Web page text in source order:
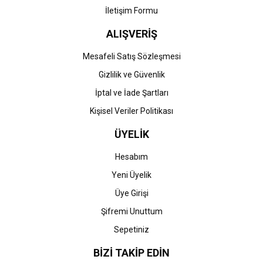
İletişim Formu
ALIŞVERİŞ
Mesafeli Satış Sözleşmesi
Gizlilik ve Güvenlik
İptal ve İade Şartları
Kişisel Veriler Politikası
ÜYELİK
Hesabım
Yeni Üyelik
Üye Girişi
Şifremi Unuttum
Sepetiniz
BİZİ TAKİP EDİN